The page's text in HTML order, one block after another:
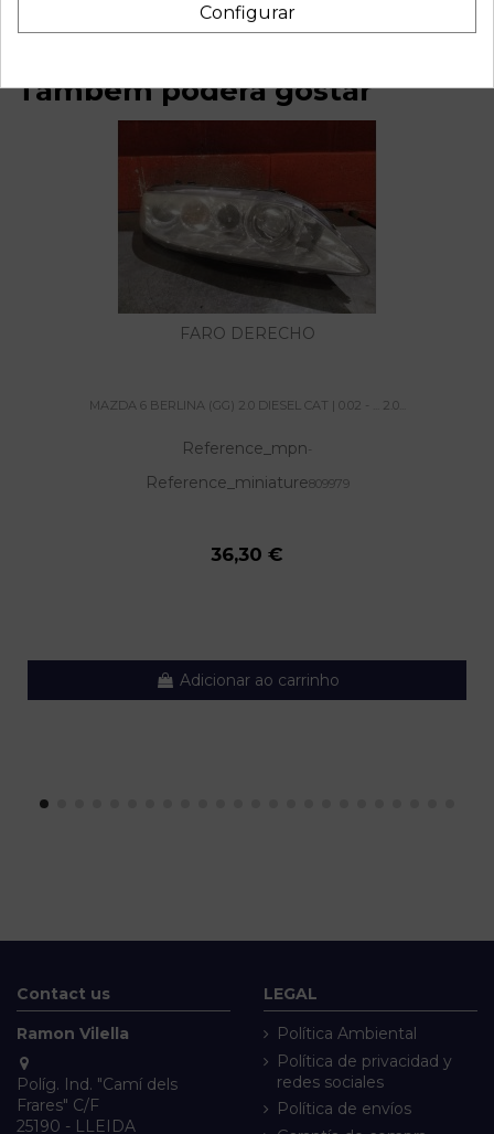
Também poderá gostar
FARO DERECHO
MAZDA 6 BERLINA (GG) 2.0 DIESEL CAT | 0.02 - ... 2.0...
Reference_mpn-
Reference_miniature809979
36,30 €
Adicionar ao carrinho
Contact us
Ramon Vilella
Políg. Ind. "Camí dels
Frares" C/F
25190 - LLEIDA
LEGAL
Política Ambiental
Política de privacidad y
redes sociales
Política de envíos
Configurar